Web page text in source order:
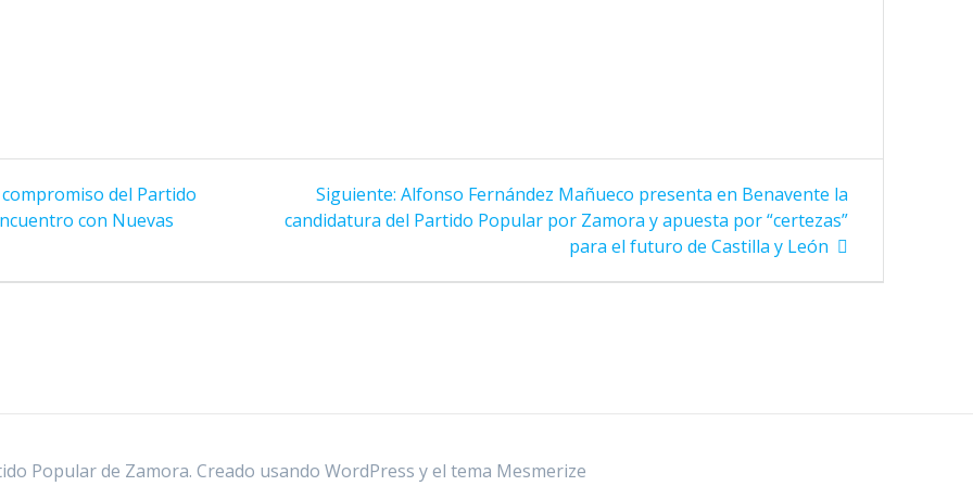
compromiso del Partido
con Nuevas
Siguiente: Siguiente
entrada:
Alfonso Fernández Mañueco presenta en Benavente la
candidatura del Partido Popular por Zamora y apuesta por “certezas”
para el futuro de Castilla y León
Popular de Zamora. Creado usando WordPress y el tema Mesmerize